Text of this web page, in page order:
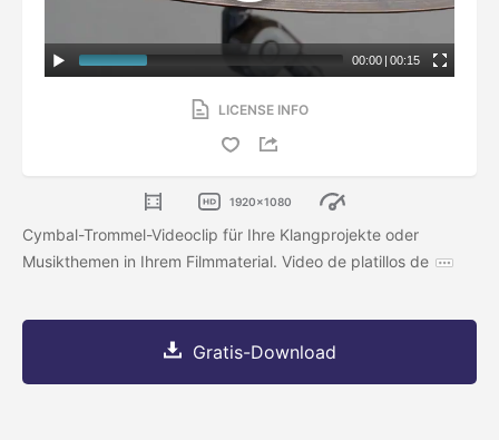
00:00 | 00:15
LICENSE INFO
1920x1080
Cymbal-Trommel-Videoclip für Ihre Klangprojekte oder
Musikthemen in Ihrem Filmmaterial. Video de platillos de
Gratis-Download